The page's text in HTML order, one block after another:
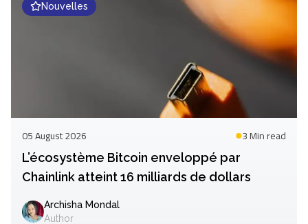
Nouvelles
05 August 2026 3 Minread
L’écosystème Bitcoin enveloppé par
Chainlink atteint 16 milliards de dollars
Archisha Mondal
Author